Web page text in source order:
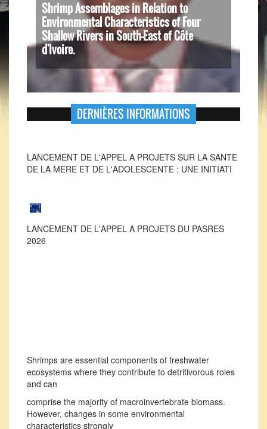
Shrimp Assemblages in Relation to
Environmental Characteristics of Four
Shallow Rivers in South-East of Côte
d'Ivoire.
DERNIÈRES INFORMATIONS
LANCEMENT DE L'APPEL A PROJETS SUR LA SANTE
DE LA MERE ET DE L'ADOLESCENTE : UNE INITIATI
LANCEMENT DE L'APPEL A PROJETS DU PASRES
2026
Shrimps are essential components of freshwater
ecosystems where they contribute to detritivorous roles
and can
comprise the majority of macroinvertebrate biomass.
However, changes in some environmental
characteristics strongly